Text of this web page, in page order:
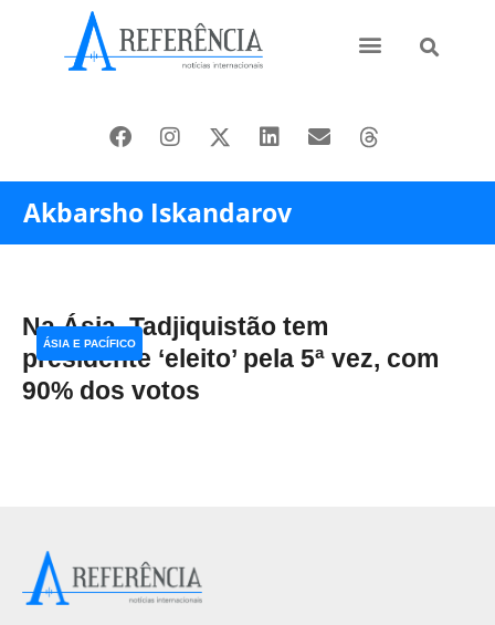
Akbarsho Iskandarov
Na Ásia, Tadjiquistão tem
presidente ‘eleito’ pela 5ª vez, com
90% dos votos
ÁSIA E PACÍFICO